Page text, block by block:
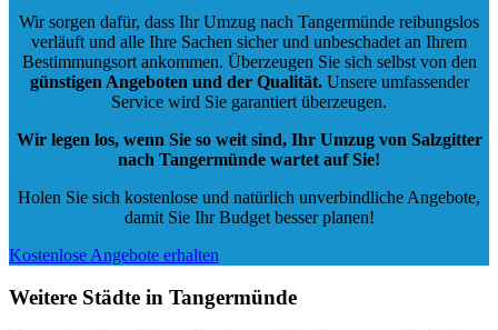
Wir sorgen dafür, dass Ihr Umzug nach Tangermünde reibungslos
verläuft und alle Ihre Sachen sicher und unbeschadet an Ihrem
Bestimmungsort ankommen. Überzeugen Sie sich selbst von den
günstigen Angeboten und der Qualität.Unsere umfassender
Service wird Sie garantiert überzeugen.
Wir legen los, wenn Sie so weit sind, Ihr Umzug von Salzgitter
nach Tangermünde wartet auf Sie!
Holen Sie sich kostenlose und natürlich unverbindliche Angebote,
damit Sie Ihr Budget besser planen!
Kostenlose Angebote erhalten
Weitere Städte in Tangermünde